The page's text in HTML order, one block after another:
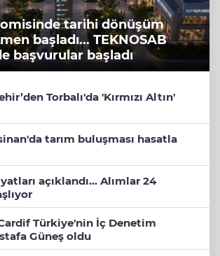
tarihi dönüşüm
başladı... TEKNOSAB
başvurular başladı
Torbalı'da 'Kırmızı Altın'
tarım buluşması hasatla
açıklandı... Alımlar 24
Türkiye'nin İç Denetim
Güneş oldu